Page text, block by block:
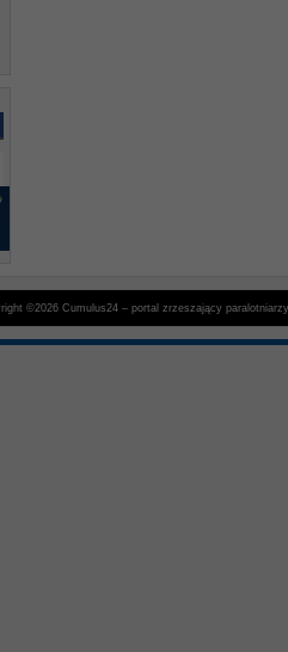
©2026 Cumulus24 – portal zrzeszający